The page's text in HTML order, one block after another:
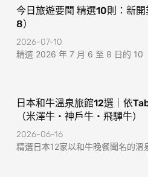
今日旅遊要聞 精選10則：新
8）
2026-07-10
精選 2026 年 7 月 6 至 8 日的 10
日本和牛溫泉旅館12選｜依
（米澤牛・神戶牛・飛驒牛）
2026-06-16
精選日本12家以和牛晚餐聞名的溫